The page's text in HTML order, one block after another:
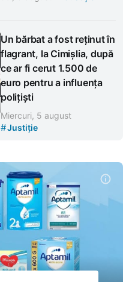
Un bărbat a fost reținut în
flagrant, la Cimișlia, după
ce ar fi cerut 1.500 de
euro pentru a influența
polițiști
Miercuri, 5 august
#Justiție